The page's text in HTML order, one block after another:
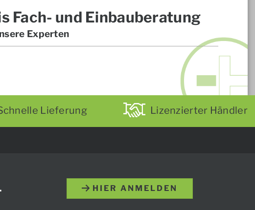
Fach- und Einbauberatung
Experten
Lieferung Lizenzierter Händler
HIER ANMELDEN